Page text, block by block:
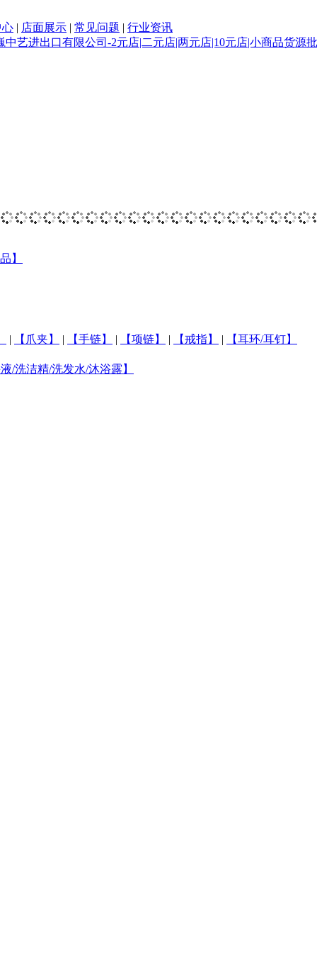
心 | 店面展示 | 常见问题 | 行业资讯
】
| 【爪夹】 | 【手链】 | 【项链】 | 【戒指】 | 【耳环/耳钉】
/洗洁精/洗发水/沐浴露】